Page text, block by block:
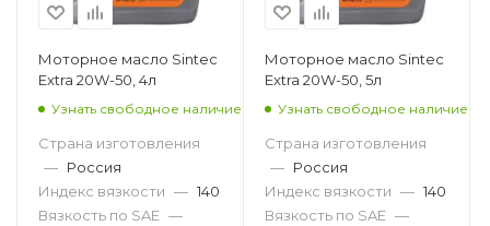
Моторное масло Sintec
Extra 20W-50, 4л
Узнать свободное наличие
Страна изготовления
— Россия
Индекс вязкости — 140
Вязкость по SAE —
Моторное масло Sintec
Extra 20W-50, 5л
Узнать свободное наличие
Страна изготовления
— Россия
Индекс вязкости — 140
Вязкость по SAE —